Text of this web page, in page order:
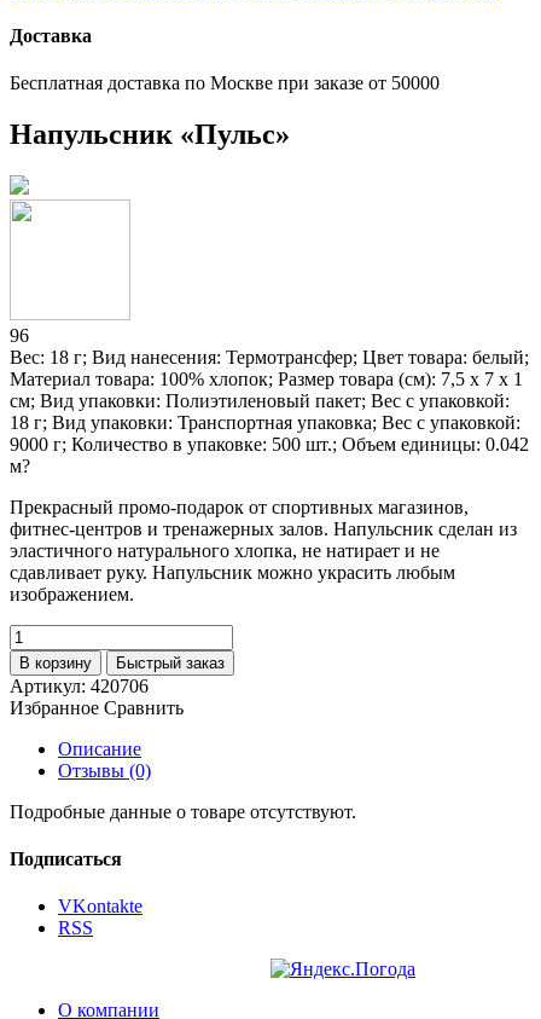
Доставка
Бесплатная доставка по Москве при заказе от 50000
Напульсник «Пульс»
96
Вес: 18 г; Вид нанесения: Термотрансфер; Цвет товара: белый;
Материал товара: 100% хлопок; Размер товара (см): 7,5 х 7 х 1
см; Вид упаковки: Полиэтиленовый пакет; Вес с упаковкой:
18 г; Вид упаковки: Транспортная упаковка; Вес с упаковкой:
9000 г; Количество в упаковке: 500 шт.; Объем единицы: 0.042
м?
Прекрасный промо-подарок от спортивных магазинов,
фитнес-центров и тренажерных залов. Напульсник сделан из
эластичного натурального хлопка, не натирает и не
сдавливает руку. Напульсник можно украсить любым
изображением.
В корзину Быстрый заказ
Артикул: 420706
Избранное Сравнить
Описание
Отзывы (0)
Подробные данные о товаре отсутствуют.
Подписаться
VKontakte
RSS
О компании